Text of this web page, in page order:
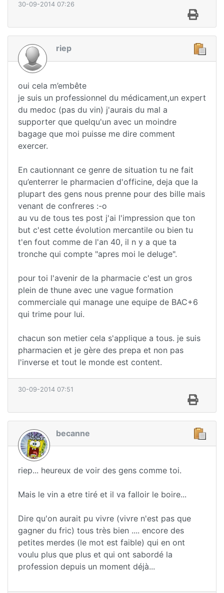
30-09-2014 07:26
riep
oui cela m’embête
je suis un professionnel du médicament,un expert
du medoc (pas du vin) j'aurais du mal a
supporter que quelqu'un avec un moindre
bagage que moi puisse me dire comment
exercer.
En cautionnant ce genre de situation tu ne fait
qu’enterrer le pharmacien d'officine, deja que la
plupart des gens nous prenne pour des bille mais
venant de confreres :-o
au vu de tous tes post j'ai l'impression que ton
but c'est cette évolution mercantile ou bien tu
t'en fout comme de l'an 40, il n y a que ta
tronche qui compte "apres moi le deluge".
pour toi l'avenir de la pharmacie c'est un gros
plein de thune avec une vague formation
commerciale qui manage une equipe de BAC+6
qui trime pour lui.
chacun son metier cela s'applique a tous. je suis
pharmacien et je gère des prepa et non pas
l'inverse et tout le monde est content.
30-09-2014 07:51
becanne
riep... heureux de voir des gens comme toi.
Mais le vin a etre tiré et il va falloir le boire...
Dire qu'on aurait pu vivre (vivre n'est pas que
gagner du fric) tous très bien .... encore des
petites merdes (le mot est faible) qui en ont
voulu plus que plus et qui ont sabordé la
profession depuis un moment déjà...